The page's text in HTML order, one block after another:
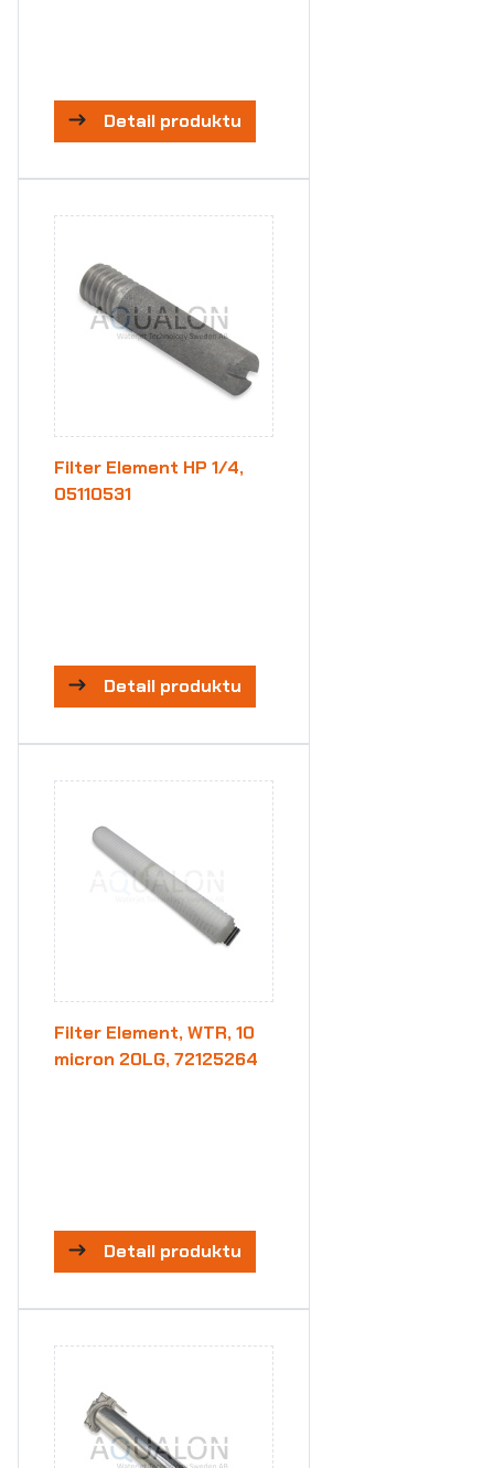
Detail produktu
Filter Element HP 1/4,
05110531
Detail produktu
Filter Element, WTR, 10
micron 20LG, 72125264
Detail produktu